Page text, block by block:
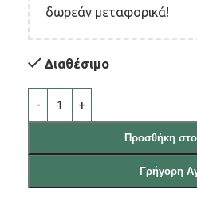
δωρεάν μεταφορικά!
Διαθέσιμο
Προσθήκη στο
Γρήγορη